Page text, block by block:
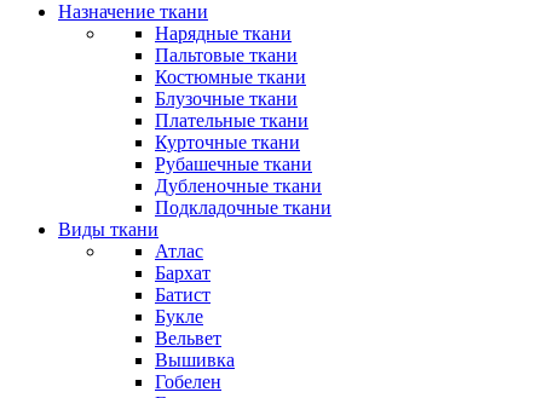
Назначение ткани
Нарядные ткани
Пальтовые ткани
Костюмные ткани
Блузочные ткани
Плательные ткани
Курточные ткани
Рубашечные ткани
Дубленочные ткани
Подкладочные ткани
Виды ткани
Атлас
Бархат
Батист
Букле
Вельвет
Вышивка
Гобелен